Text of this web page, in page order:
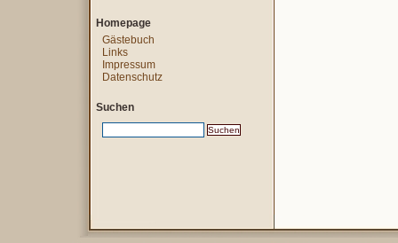
Homepage
Gästebuch
Links
Impressum
Datenschutz
Suchen